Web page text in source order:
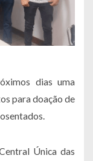
dias uma
para doação de
Única das